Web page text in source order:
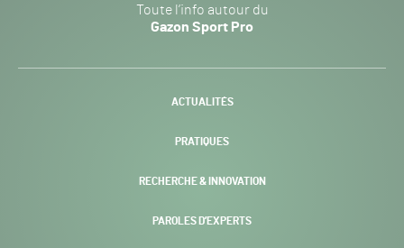
Sport
Pro
-
Toute l’info autour du
Gazon Sport Pro
ACTUALITÉS
PRATIQUES
RECHERCHE & INNOVATION
PAROLES D’EXPERTS